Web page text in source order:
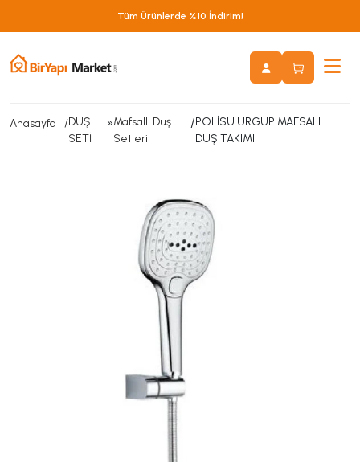
Tüm Ürünlerde %10 İndirim!
Anasayfa
DUŞ
SETİ
»Mafsallı Duş
Setleri
/POLİSU ÜRGÜP MAFSALLI
DUŞ TAKIMI